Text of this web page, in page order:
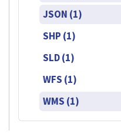
JSON (1)
SHP (1)
SLD (1)
WFS (1)
WMS (1)